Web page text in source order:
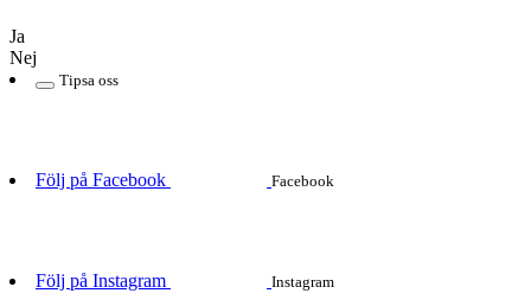
Ja
Nej
Tipsa oss
Följ på Facebook Facebook
Följ på Instagram Instagram